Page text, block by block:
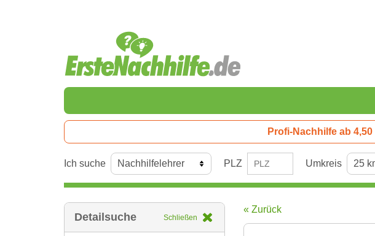
Profi-Nachhilfe ab
Ich suche PLZ Umkreis
Detailsuche Schließen
« Zurück